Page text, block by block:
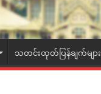
သတင်းထုတ်ပြန်ချက်များ